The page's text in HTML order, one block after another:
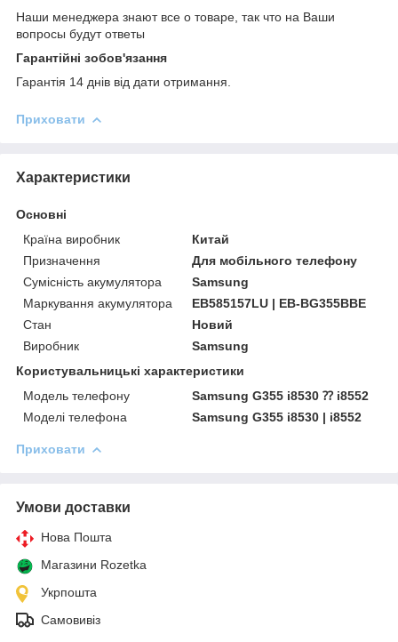
Наши менеджера знают все о товаре, так что на Ваши
вопросы будут ответы
Гарантійні зобов'язання
Гарантія 14 днів від дати отримання.
Приховати
Характеристики
Основні
Країна виробник
Китай
Призначення
Для мобільного телефону
Сумісність акумулятора
Samsung
Маркування акумулятора
EB585157LU | EB-BG355BBE
Стан
Новий
Виробник
Samsung
Користувальницькі характеристики
Модель телефону
Samsung G355 i8530 ⁇ i8552
Моделі телефона
Samsung G355 i8530 | i8552
Приховати
Умови доставки
Нова Пошта
Магазини Rozetka
Укрпошта
Самовивіз